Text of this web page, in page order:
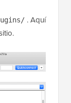
. Aquí